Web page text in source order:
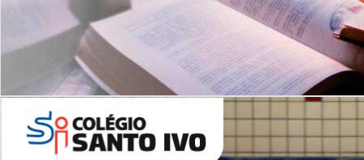
Leituras Literárias
6º AO 9º ANO FUNDAMENTAL
Inglês: Turmas Reduzidas
(Proficiência)